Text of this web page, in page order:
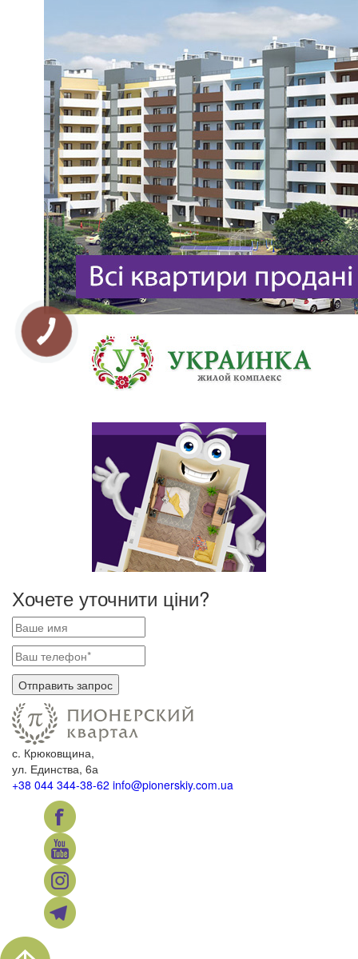
Хочете уточнити ціни?
с. Крюковщина,
ул. Единства, 6а
+38 044 344-38-62 info@pionerskiy.com.ua